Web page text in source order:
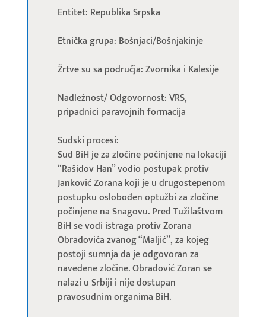
Entitet: Republika Srpska
Etnička grupa: Bošnjaci/Bošnjakinje
Žrtve su sa područja: Zvornika i Kalesije
Nadležnost/ Odgovornost: VRS,
pripadnici paravojnih formacija
Sudski procesi:
Sud BiH je za zločine počinjene na lokaciji
“Rašidov Han” vodio postupak protiv
Janković Zorana koji je u drugostepenom
postupku oslobođen optužbi za zločine
počinjene na Snagovu. Pred Tužilaštvom
BiH se vodi istraga protiv Zorana
Obradovića zvanog “Maljić”, za kojeg
postoji sumnja da je odgovoran za
navedene zločine. Obradović Zoran se
nalazi u Srbiji i nije dostupan
pravosudnim organima BiH.